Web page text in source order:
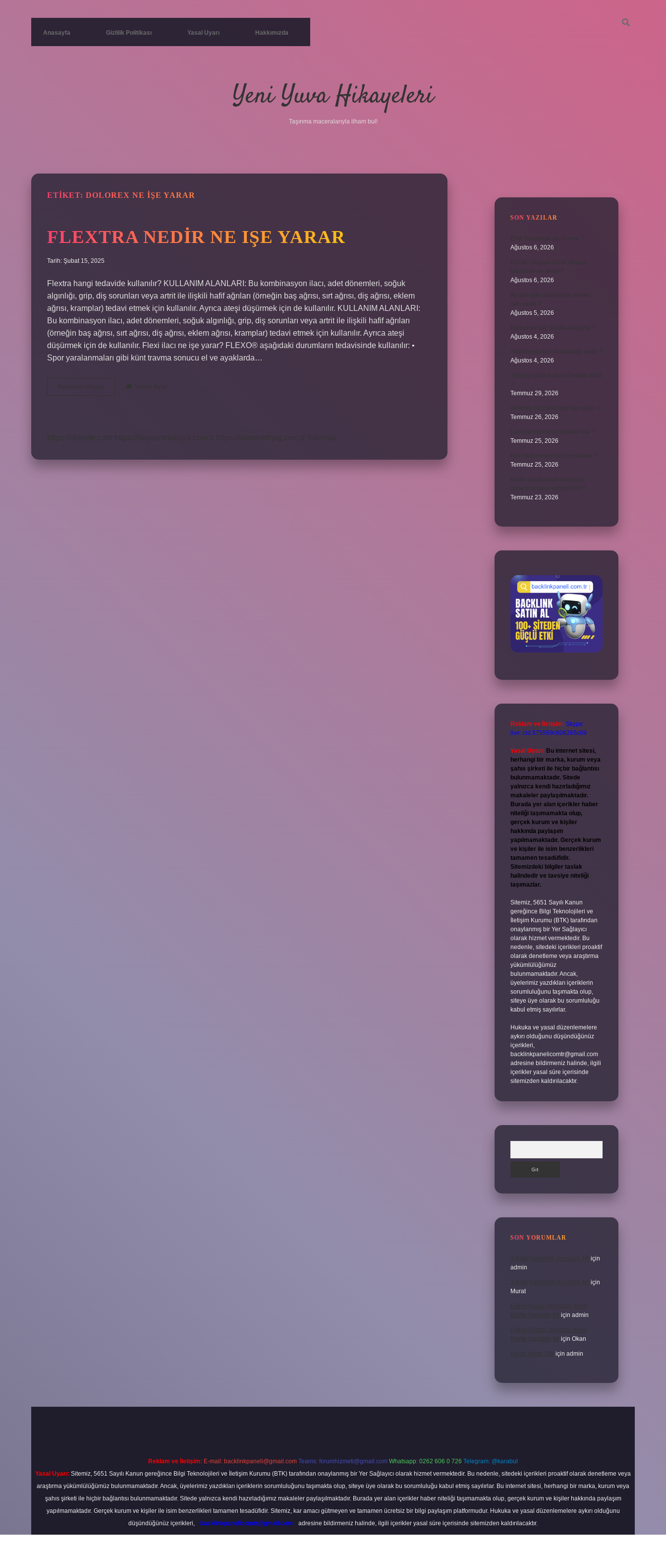
Anasayfa Gizlilik Politikası Yasal Uyarı Hakkımızda
Yeni Yuva Hikayeleri
Taşınma maceralarıyla ilham bul!
ETIKET: DOLOREX NE IŞE YARAR
FLEXTRA NEDIR NE IŞE YARAR
Tarih: Şubat 15, 2025
Flextra hangi tedavide kullanılır? KULLANIM ALANLARI: Bu kombinasyon ilacı, adet dönemleri, soğuk
algınlığı, grip, diş sorunları veya artrit ile ilişkili hafif ağrıları (örneğin baş ağrısı, sırt ağrısı, diş ağrısı, eklem
ağrısı, kramplar) tedavi etmek için kullanılır. Ayrıca ateşi düşürmek için de kullanılır. KULLANIM ALANLARI:
Bu kombinasyon ilacı, adet dönemleri, soğuk algınlığı, grip, diş sorunları veya artrit ile ilişkili hafif ağrıları
(örneğin baş ağrısı, sırt ağrısı, diş ağrısı, eklem ağrısı, kramplar) tedavi etmek için kullanılır. Ayrıca ateşi
düşürmek için de kullanılır. Flexi ilacı ne işe yarar? FLEXO® aşağıdaki durumların tedavisinde kullanılır: •
Spor yaralanmaları gibi künt travma sonucu el ve ayaklarda…
SON YAZILAR
Ağustos 6, 2026
Ağustos 6, 2026
Ağustos 5, 2026
Ağustos 4, 2026
Ağustos 4, 2026
Temmuz 29, 2026
Temmuz 26, 2026
Temmuz 25, 2026
Temmuz 25, 2026
Temmuz 23, 2026
Reklam ve İletişim: Skype:
live:.cid.575569c608265c69
Yasal Uyarı: Bu internet sitesi,
herhangi bir marka, kurum veya
şahıs şirketi ile hiçbir bağlantısı
bulunmamaktadır. Sitede
yalnızca kendi hazırladığımız
makaleler paylaşılmaktadır.
Burada yer alan içerikler haber
niteliği taşımamakta olup,
gerçek kurum ve kişiler
hakkında paylaşım
yapılmamaktadır. Gerçek kurum
ve kişiler ile isim benzerlikleri
tamamen tesadüfidir.
Sitemizdeki bilgiler taslak
halindedir ve tavsiye niteliği
taşımazlar.
Sitemiz, 5651 Sayılı Kanun
gereğince Bilgi Teknolojileri ve
İletişim Kurumu (BTK) tarafından
onaylanmış bir Yer Sağlayıcı
olarak hizmet vermektedir. Bu
nedenle, sitedeki içerikleri proaktif
olarak denetleme veya araştırma
yükümlülüğümüz
bulunmamaktadır. Ancak,
üyelerimiz yazdıkları içeriklerin
sorumluluğunu taşımakta olup,
siteye üye olarak bu sorumluluğu
kabul etmiş sayılırlar.
Hukuka ve yasal düzenlemelere
aykırı olduğunu düşündüğünüz
içerikleri,
backlinkpanelicomtr@gmail.com
adresine bildirmeniz halinde, ilgili
içerikler yasal süre içerisinde
sitemizden kaldırılacaktır.
SON YORUMLAR
3 Aylık Hamilelik Hissedilir Mi
için
admin
3 Aylık Hamilelik Hissedilir Mi için
Murat
Eşinin Rızası Olmadan Ikinci
Evlilik Yapabilir Mi için admin
Eşinin Rızası Olmadan Ikinci
Evlilik Yapabilir Mi için Okan
Haşat Nedir Tdk için admin
Reklam ve İletişim: E-mail: backlinkpaneli@gmail.com Teams: forumhizmeti@gmail.com Whatsapp: 0262 606 0 726 Telegram: @karabul
Yasal Uyarı: Sitemiz, 5651 Sayılı Kanun gereğince Bilgi Teknolojileri ve İletişim Kurumu (BTK) tarafından onaylanmış bir Yer Sağlayıcı olarak hizmet vermektedir. Bu nedenle, sitedeki içerikleri proaktif olarak denetleme veya
araştırma yükümlülüğümüz bulunmamaktadır. Ancak, üyelerimiz yazdıkları içeriklerin sorumluluğunu taşımakta olup, siteye üye olarak bu sorumluluğu kabul etmiş sayılırlar. Bu internet sitesi, herhangi bir marka, kurum veya
şahıs şirketi ile hiçbir bağlantısı bulunmamaktadır. Sitede yalnızca kendi hazırladığımız makaleler paylaşılmaktadır. Burada yer alan içerikler haber niteliği taşımamakta olup, gerçek kurum ve kişiler hakkında paylaşım
yapılmamaktadır. Gerçek kurum ve kişiler ile isim benzerlikleri tamamen tesadüfidir. Sitemiz, kar amacı gütmeyen ve tamamen ücretsiz bir bilgi paylaşım platformudur. Hukuka ve yasal düzenlemelere aykırı olduğunu
düşündüğünüz içerikleri,
backlinkpanelicomtr@gmail.com adresine bildirmeniz halinde, ilgili içerikler yasal süre içerisinde sitemizden kaldırılacaktır.